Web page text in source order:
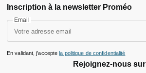
Rejoignez-nous sur
Inscription à la newsletter Proméo
Email
En validant, j’accepte la politique de confidentialité